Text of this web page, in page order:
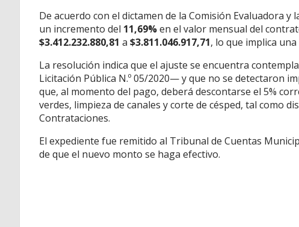
De acuerdo con el dictamen de la Comisión Evaluadora
un incremento del 11,69%en el valor mensual del
$3.412.232.880,81 a $3.811.046.917,71, lo que implica
La resolución indica que el ajuste se encuentra
Licitación Pública N.º 05/2020— y que no se detectaron
que, al momento del pago, deberá descontarse el 5%
verdes, limpieza de canales y corte de césped, tal como
Contrataciones.
El expediente fue remitido al Tribunal de Cuentas
de que el nuevo monto se haga efectivo.